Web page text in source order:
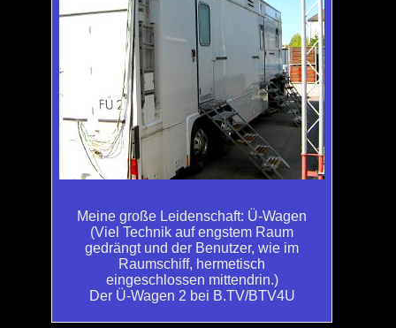
Meine große Leidenschaft: Ü-Wagen
(Viel Technik auf engstem Raum
gedrängt und der Benutzer, wie im
Raumschiff, hermetisch
eingeschlossen mittendrin.)
Der Ü-Wagen 2 bei B.TV/BTV4U